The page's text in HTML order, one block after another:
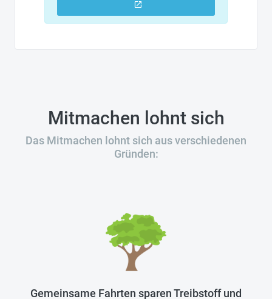
Mitmachen lohnt sich
Das Mitmachen lohnt sich aus verschiedenen
Gründen:
Gemeinsame Fahrten sparen Treibstoff und